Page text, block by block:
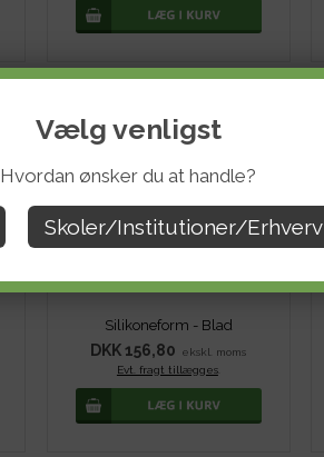
Vælg venligst
Hvordan ønsker du at handle?
Skoler/Institutioner/Erhverv
Silikoneform - Blad
DKK 156,80
ekskl. moms
Evt. fragt tillægges.